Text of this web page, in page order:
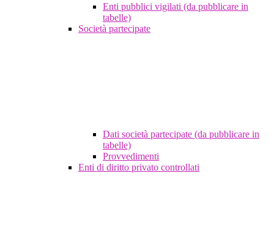
Enti pubblici vigilati (da pubblicare in
tabelle)
Società partecipate
Dati società partecipate (da pubblicare in
tabelle)
Provvedimenti
Enti di diritto privato controllati